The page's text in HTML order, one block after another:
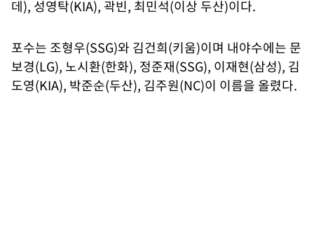
데), 성영탁(KIA), 곽빈, 최민석(이상 두산)이다.
포수는 조형우(SSG)와 김건희(키움)이며 내야수에는 문
보경(LG), 노시환(한화), 정준재(SSG), 이재현(삼성), 김
도영(KIA), 박준순(두산), 김주원(NC)이 이름을 올렸다.